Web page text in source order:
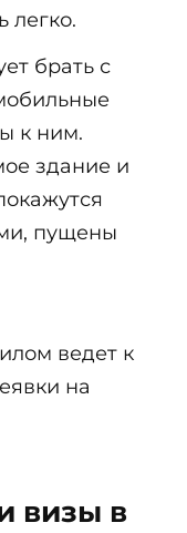
легко.
брать с
к ним.
здание и
пущены
ведет к
на
визы в